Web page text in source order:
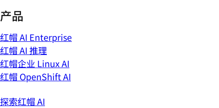
产品
红帽 AI Enterprise
红帽 AI 推理
红帽企业 Linux AI
红帽 OpenShift AI
探索红帽 AI